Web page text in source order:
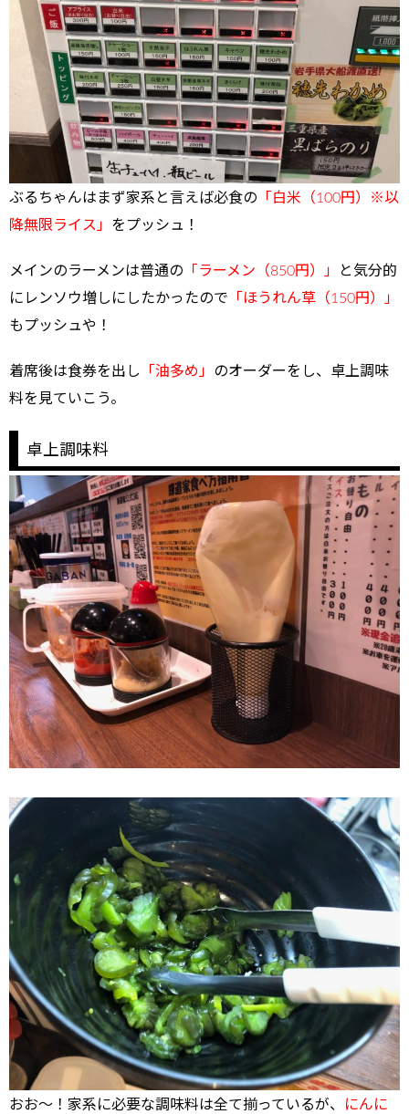
ぶるちゃんはまず家系と言えば必食の 「白米（100円）※以
降無限ライス」 をプッシュ！
メインのラーメンは普通の 「ラーメン（850円）」
と気分的
にレンソウ増しにしたかったので 「ほうれん草（150円）」
もプッシュや！
着席後は食券を出し 「油多め」 のオーダーをし、卓上調味
料を見ていこう。
卓上調味料
おお～！家系に必要な調味料は全て揃っているが、
にんに